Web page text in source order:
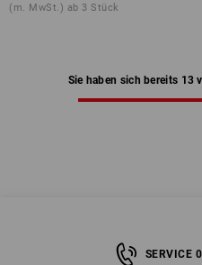
(m. MwSt.) ab 3 Stück
Sie haben sich bereits 13
SERVICE